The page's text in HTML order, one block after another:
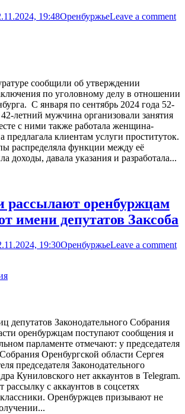
19:48ОренбуржьеLeave a comment
сообщили об утверждении
по уголовному делу в отношении
С января по сентябрь 2024 года 52-
летний мужчина организовали занятия
с ними также работала женщина-
предлагала клиентам услуги проституток.
распределяла функции между её
доходы, давала указания и разработала...
оренбуржцам
имени депутатов Заксоба
19:30ОренбуржьеLeave a comment
депутатов Законодательного Собрания
оренбуржцам поступают сообщения и
парламенте отмечают: у председателя
Оренбургской области Сергея
председателя Законодательного
Куниловского нет аккаунтов в Telegram.
рассылку с аккаунтов в соцсетях
Оренбуржцев призывают не